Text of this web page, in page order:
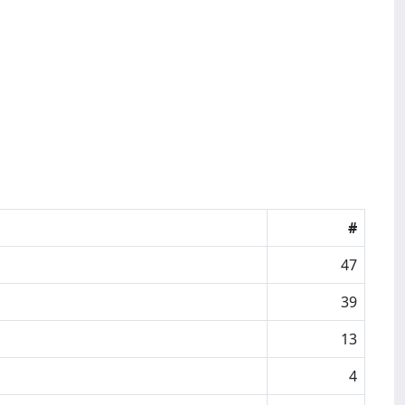
#
47
39
13
4